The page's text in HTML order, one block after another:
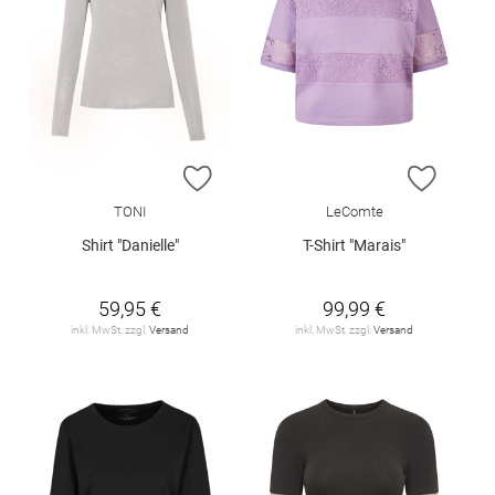
ZUR WUNSCHLISTE HINZUFÜGEN
TONI
Shirt "Danielle"
59,95 €
inkl. MwSt. zzgl. Versand
ZUR
LeComte
T-Shirt "Marais"
99,99 €
inkl. MwSt. zzgl. Versand